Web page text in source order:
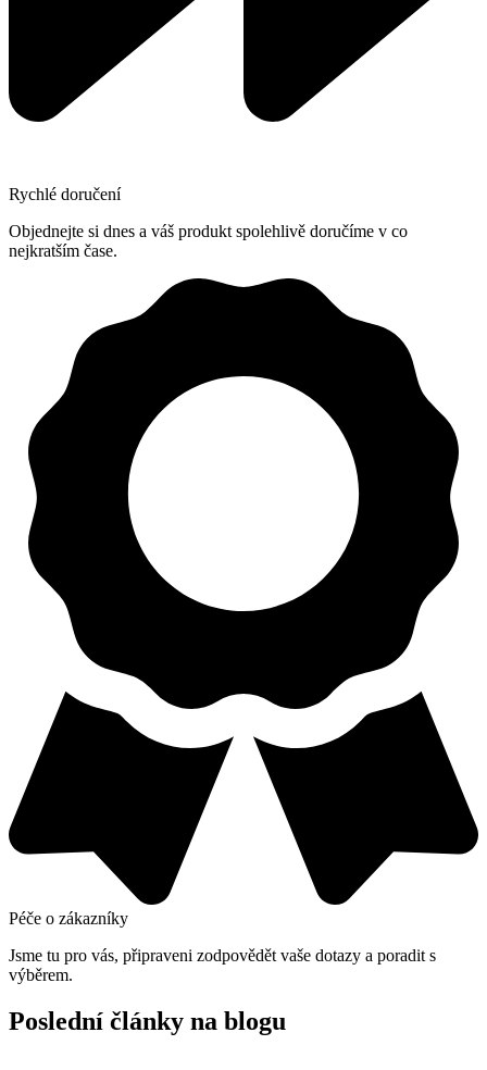
Rychlé doručení
Objednejte si dnes a váš produkt spolehlivě doručíme v co
nejkratším čase.
Péče o zákazníky
Jsme tu pro vás, připraveni zodpovědět vaše dotazy a poradit s
výběrem.
Poslední články na blogu